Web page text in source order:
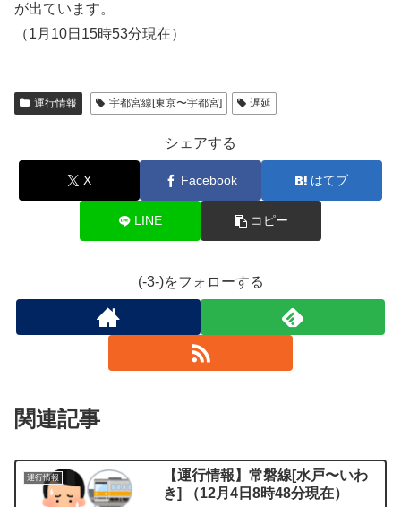
が出ています。
（1月10日15時53分現在）
運行情報 宇都宮線[東京〜宇都宮] 遅延
シェアする
X Facebook はてブ
LINE コピー
(-3-)をフォローする
関連記事
運行情報
【運行情報】常磐線[水戸〜いわ
き] （12月4日8時48分現在）